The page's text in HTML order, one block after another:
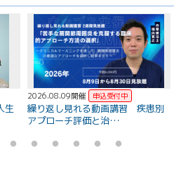
生
2026.08.09開催
繰り返し見れる動画講習 疾患別
アプローチ評価と治…